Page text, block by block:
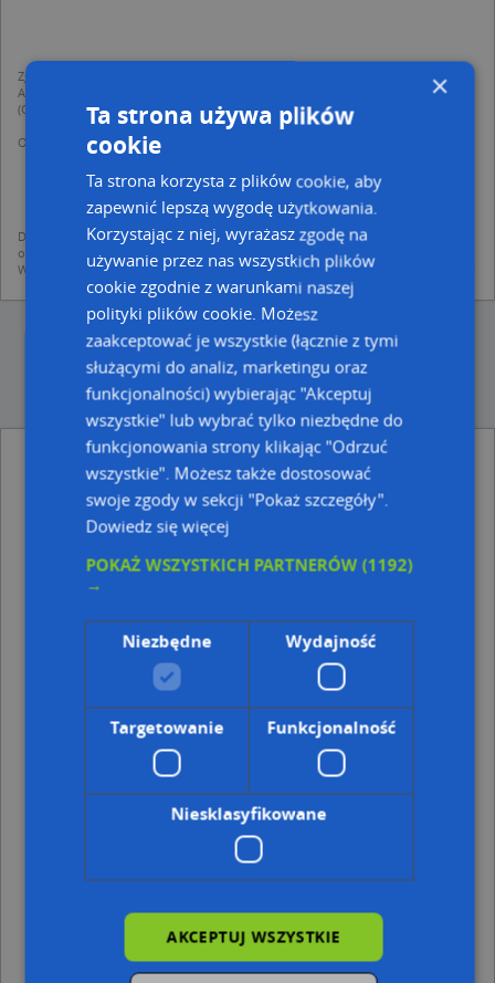
Zgodnie z Rozporządzeniem PE i Rady (UE) o Ochronie Danych Osobowych
Administratorem (RODO), administratorem danych jest AutoMapa sp. z o.o.
(Operator) z siedzibą w Warszawie przy ulicy Domaniewskiej 37.
Operator przetwarza dane osobowe w celu:
dodania ich do bazy Targeo oraz publikacji w wyszukiwarce firm i na
mapach (art. 6 ust. 1 lit. f RODO)
udostępniania danych o firmach partnerom biznesowym operatora (art.
6 ust. 1 lit. f RODO)
Dane pochodzą z publicznych baz CEIDG, GUS, REGON, z firmowych stron www
oraz od podmiotów zewnętrznych.
Więcej informacji dot. RODO:http://regulamin.automapa.pl/odo_przetwarzanie/
Parking - inne Informacje drogowe w pobliżu
Parking, Andersa Władysława, gen. 32, 08-300 Sokołów
Podlaski
Adresy w pobliżu
Sokołów Podlaski, Orzeszkowej Elizy 25, Ulica (08-300)
Sokołów Podlaski, Spółdzielcza 8A, Ulica (08-300)
Sokołów Podlaski, Spółdzielcza 8, Ulica (08-300)
Sokołów Podlaski, Andersa Władysława, gen. 23, Ulica (08-
(→ 52 m)
Sokołów Podlaski, Spółdzielcza 9A, Ulica (08-300) (→ 53 m)
Sokołów Podlaski, Andersa Władysława, gen. 25, Ulica (08-
Sokołów Podlaski, Spółdzielcza 9, Ulica (08-300) (→ 83 m)
Sokołów Podlaski, Andersa Władysława, gen. 19, Ulica (08-
Sokołów Podlaski, Orzeszkowej Elizy 6b, Ulica (08-300)
Parking - inne punkty w pobliżu
×
Ta strona używa plików
cookie
Ta strona korzysta z plików cookie, aby
zapewnić lepszą wygodę użytkowania.
Korzystając z niej, wyrażasz zgodę na
używanie przez nas wszystkich plików
cookie zgodnie z warunkami naszej
polityki plików cookie. Możesz
zaakceptować je wszystkie (łącznie z tymi
służącymi do analiz, marketingu oraz
funkcjonalności) wybierając "Akceptuj
wszystkie" lub wybrać tylko niezbędne do
funkcjonowania strony klikając "Odrzuć
wszystkie". Możesz także dostosować
swoje zgody w sekcji "Pokaż szczegóły".
Dowiedz się więcej
POKAŻ WSZYSTKICH PARTNERÓW(1192)
→
Niezbędne Wydajność
Targetowanie Funkcjonalność
Niesklasyfikowane
AKCEPTUJ WSZYSTKIE